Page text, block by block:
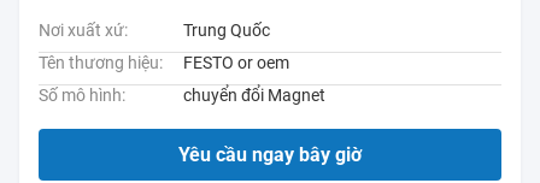
Nơi xuất xứ:
Trung Quốc
Tên thương hiệu:
FESTO or oem
Số mô hình:
chuyển đổi Magnet
Yêu cầu ngay bây giờ